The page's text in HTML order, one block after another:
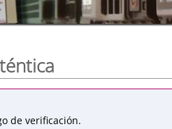
de verificación.